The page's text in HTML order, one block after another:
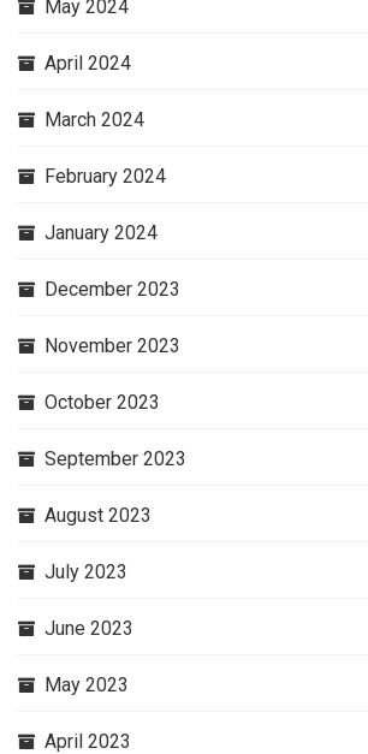
May 2024
April 2024
March 2024
February 2024
January 2024
December 2023
November 2023
October 2023
September 2023
August 2023
July 2023
June 2023
May 2023
April 2023